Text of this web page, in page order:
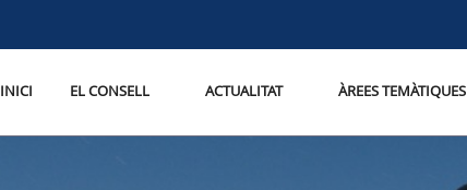
INICI EL CONSELL ACTUALITAT ÀREES TEMÀTIQUES